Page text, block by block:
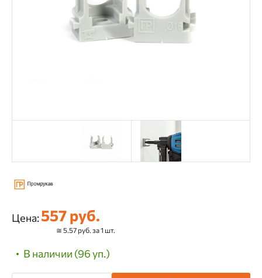
В наличии (96 уп.)
Цена:557 руб.
≅ 5.57 руб. за 1 шт.